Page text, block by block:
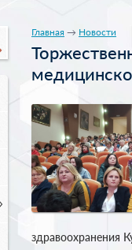
Главная → Новости
здравоохранения